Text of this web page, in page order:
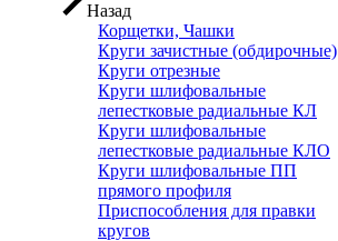
Назад
Корщетки, Чашки
Круги зачистные (обдирочные)
Круги отрезные
Круги шлифовальные
лепестковые радиальные КЛ
Круги шлифовальные
лепестковые радиальные КЛО
Круги шлифовальные ПП
прямого профиля
Приспособления для правки
кругов